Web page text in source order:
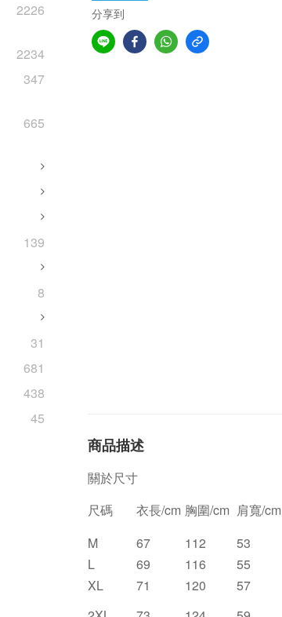
2226
2234
347
665
139
8
31
681
438
45
分享到
商品描述
關於尺寸
尺碼
衣長/cm 胸圍/cm 肩寬/cm
M
67 112 53
L
69 116 55
XL
71 120 57